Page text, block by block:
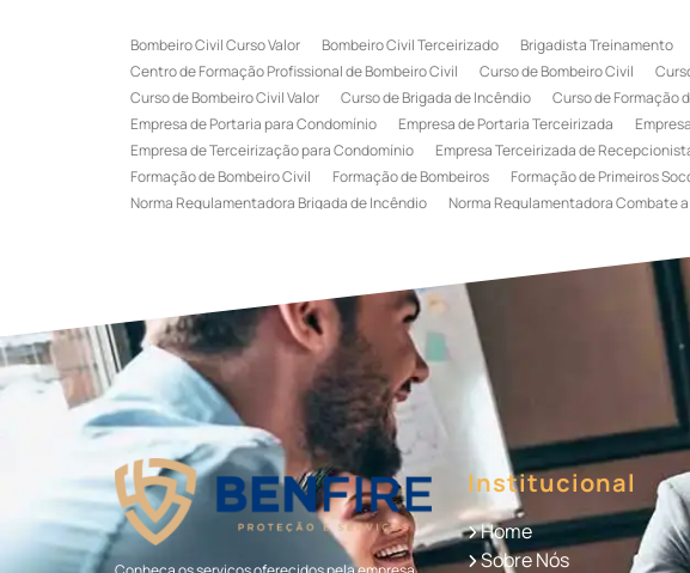
Bombeiro Civil Curso Valor Bombeiro Civil Terceirizado Brigadista Treinamento
Centro de Formação Profissional de Bombeiro Civil
Curso de Bombeiro Civil
Curso de Bombeiro Civil Valor
Curso de Brigada de Incêndio Curso de Formação
Empresa de Portaria para Condomínio
Empresa de Portaria Terceirizada
Empresa de Terceirização para Condomínio
Empresa Terceirizada de
Formação de Bombeiro Civil
Formação de Bombeiros Formação de Primeiros
Norma Regulamentadora Brigada de Incêndio
Norma Regulamentadora Combate
Serviço Especializado em Terceirização de
Terceirização de Recepcionista Terceirização de
Treinamento de Brigada de Emergência
Treinamento de Brigada de Incêndio
Treinamento de Combate a Incêndio NR 23
Treinamento de Incêndio
Treinamento de Primeiros Socorros para CIPA
Treinamento de Primeiros Socorros
Institucional
Home
Sobre Nós